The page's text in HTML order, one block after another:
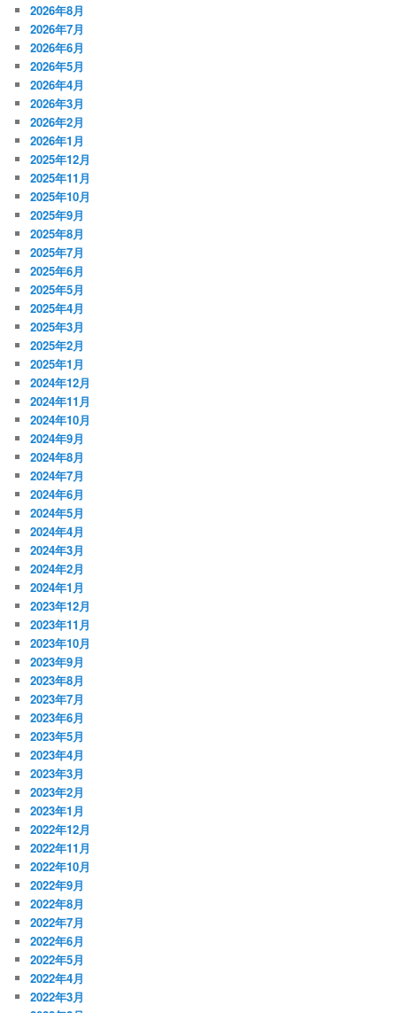
ー
シ
ョ
ン
2026年8月
2026年7月
2026年6月
2026年5月
2026年4月
2026年3月
2026年2月
2026年1月
2025年12月
2025年11月
2025年10月
2025年9月
2025年8月
2025年7月
2025年6月
2025年5月
2025年4月
2025年3月
2025年2月
2025年1月
2024年12月
2024年11月
2024年10月
2024年9月
2024年8月
2024年7月
2024年6月
2024年5月
2024年4月
2024年3月
2024年2月
2024年1月
2023年12月
2023年11月
2023年10月
2023年9月
2023年8月
2023年7月
2023年6月
2023年5月
2023年4月
2023年3月
2023年2月
2023年1月
2022年12月
2022年11月
2022年10月
2022年9月
2022年8月
2022年7月
2022年6月
2022年5月
2022年4月
2022年3月